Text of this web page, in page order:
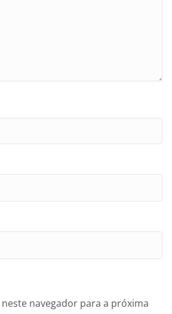
navegador para a próxima